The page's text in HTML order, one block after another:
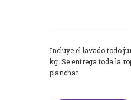
Incluye el lavado todo
kg. Se entrega toda la
planchar.